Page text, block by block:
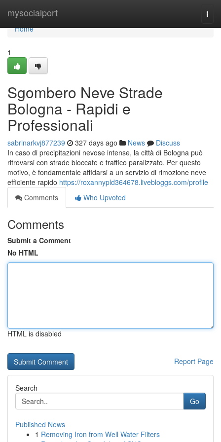
mysocialport
Home
Home
1
Sgombero Neve Strade
Bologna - Rapidi e
Professionali
sabrinarkvj877239 327 days ago News
Discuss
In caso di precipitazioni nevose intense, la città di Bologna può
ritrovarsi con strade bloccate e traffico paralizzato. Per questo
motivo, è fondamentale affidarsi a un servizio di rimozione neve
efficiente rapido https://roxannypld364678.livebloggs.com/profile
Comments
Who Upvoted
Comments
Submit a Comment
No HTML
HTML is disabled
Report Page
Search
Go
Published News
1 Removing Iron from Well Water Filters